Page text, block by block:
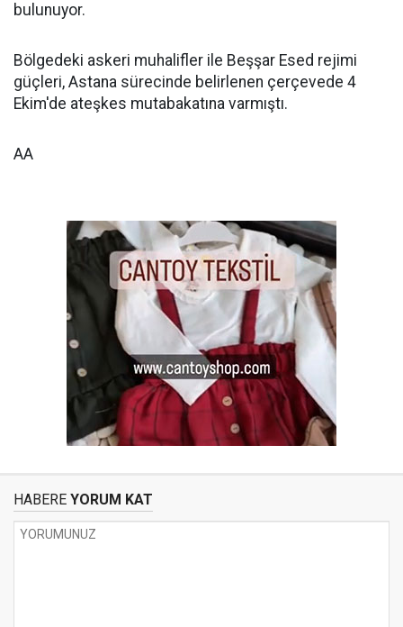
bulunuyor.
Bölgedeki askeri muhalifler ile Beşşar Esed rejimi
güçleri, Astana sürecinde belirlenen çerçevede 4
Ekim'de ateşkes mutabakatına varmıştı.
AA
HABERE YORUM KAT